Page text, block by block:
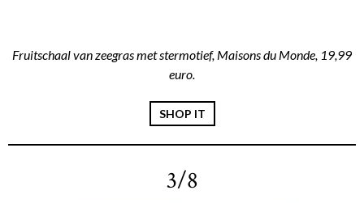
Fruitschaal van zeegras met stermotief, Maisons du Monde, 19,99
euro.
SHOP IT
3/8